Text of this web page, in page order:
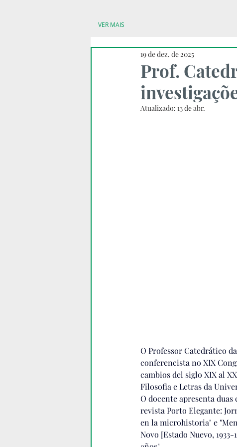
VER MAIS
Prof.
19 de dez. de 2025
Atualizado: 13 de abr.
O Professor Catedrático
conferencista no XIX
cambios del siglo XIX al
Filosofia e Letras da
O docente apresenta
revista Porto Elegante:
en la microhistoria" e
Novo [Estado Nuevo,